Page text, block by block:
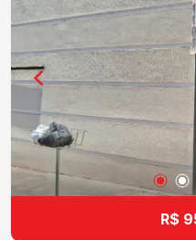
imóvel tem a oferecer.
R$